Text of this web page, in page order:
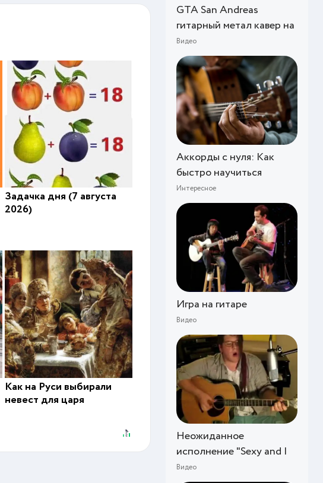
GTA San Andreas
гитарный метал кавер на
Видео
Аккорды с нуля: Как
быстро научиться
Интересное
Игра на гитаре
Видео
Неожиданное
исполнение "Sexy and I
Видео
Задачка дня (7 августа
2026)
Как на Руси выбирали
невест для царя